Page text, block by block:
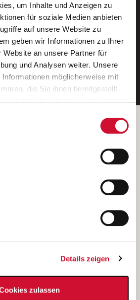
um Inhalte und Anzeigen zu
für soziale Medien anbieten
auf unsere Website zu
geben wir Informationen zu Ihrer
Website an unsere Partner für
und Analysen weiter. Unsere
möglicherweise mit
die Sie ihnen bereitgestellt
zulassen“ klicken, so stimmen
sämtlicher Cookies zu. Sie können
jederzeit widerrufen,
Einstellungen aufrufen und diese
Details zeigen
zulassen
per E-Mail.
Service von AWO
Jobs.
Adresse eintragen
des AWO Bezirksverbandes Unterfranken